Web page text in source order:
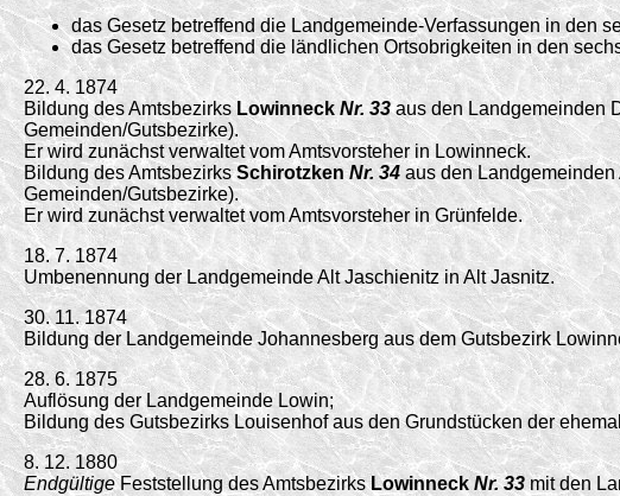
das Gesetz betreffend die Landgemeinde-Verfassungen in den
das Gesetz betreffend die ländlichen Ortsobrigkeiten in den
22. 4. 1874
Bildung des AmtsbezirksLowinneck Nr. 33aus den Landgemeinden
Gemeinden/Gutsbezirke).
Er wird zunächst verwaltet vom Amtsvorsteher in Lowinneck.
Bildung des AmtsbezirksSchirotzkenNr. 34aus den Landgemeinden
Gemeinden/Gutsbezirke).
Er wird zunächst verwaltet vom Amtsvorsteher in Grünfelde.
18. 7. 1874
Umbenennung der Landgemeinde Alt Jaschienitz in Alt Jasnitz.
30. 11. 1874
Bildung der Landgemeinde Johannesberg aus dem Gutsbezirk
28. 6. 1875
Auflösung der Landgemeinde Lowin;
Bildung des Gutsbezirks Louisenhof aus den Grundstücken der
8. 12. 1880
EndgültigeFeststellung des AmtsbezirksLowinneckNr. 33mit den